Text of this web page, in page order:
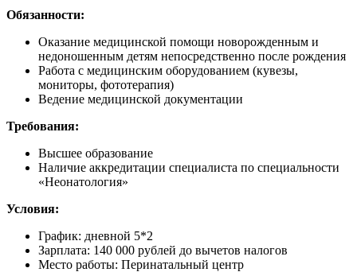
Обязанности:
Оказание медицинской помощи новорожденным и
недоношенным детям непосредственно после рождения
Работа с медицинским оборудованием (кувезы,
мониторы, фототерапия)
Ведение медицинской документации
Требования:
Высшее образование
Наличие аккредитации специалиста по специальности
«Неонатология»
Условия:
График: дневной 5*2
Зарплата: 140 000 рублей до вычетов налогов
Место работы: Перинатальный центр